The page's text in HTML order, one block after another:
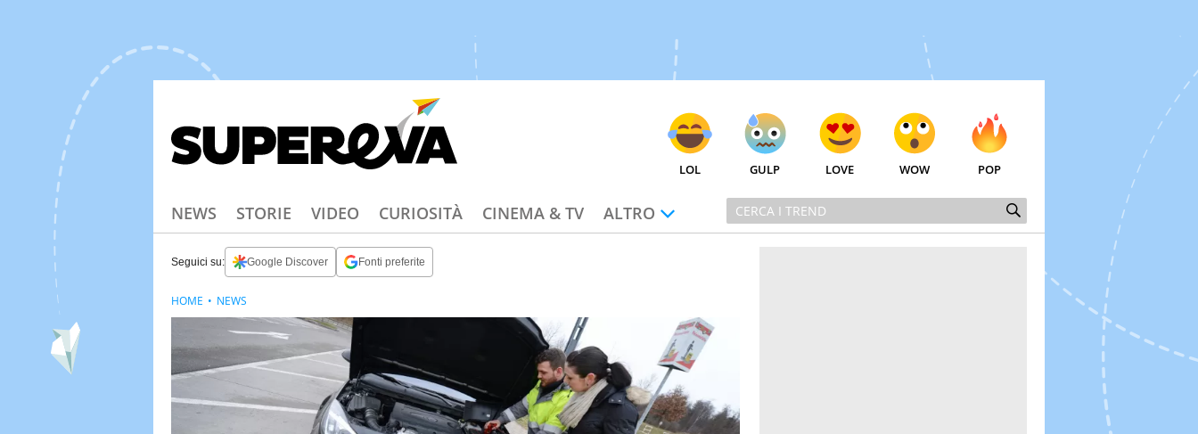
LOL GULP LOVE WOW POP
NEWS STORIE VIDEO CURIOSITÀ CINEMA & TV ALTRO
Seguici su: Google Discover Fonti preferite
HOME NEWS